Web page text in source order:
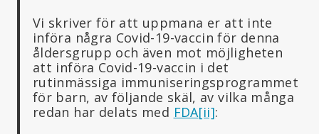
Vi skriver för att uppmana er att inte
införa några Covid-19-vaccin för denna
åldersgrupp och även mot möjligheten
att införa Covid-19-vaccin i det
rutinmässiga immuniseringsprogrammet
för barn, av följande skäl, av vilka många
redan har delats med FDA[ii]: